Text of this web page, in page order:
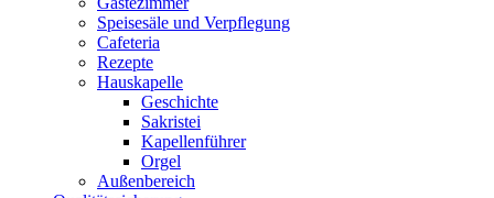
Speisesäle und Verpflegung
Cafeteria
Rezepte
Hauskapelle
Geschichte
Sakristei
Kapellenführer
Orgel
Außenbereich